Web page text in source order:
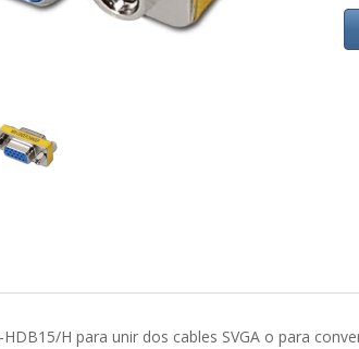
H para unir dos cables SVGA o para